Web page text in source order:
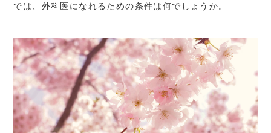
では、外科医になれるための条件は何でしょうか。